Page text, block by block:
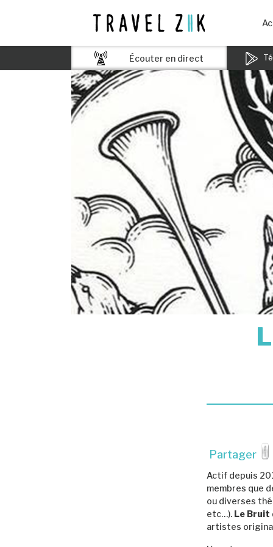
Écouter en direct
Partager
Actif depuis
membres que
ou diverses
etc…). Le Bruit
artistes